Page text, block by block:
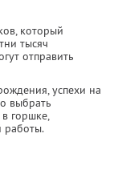
который
тысяч
отправить
успехи на
выбрать
горшке,
работы.